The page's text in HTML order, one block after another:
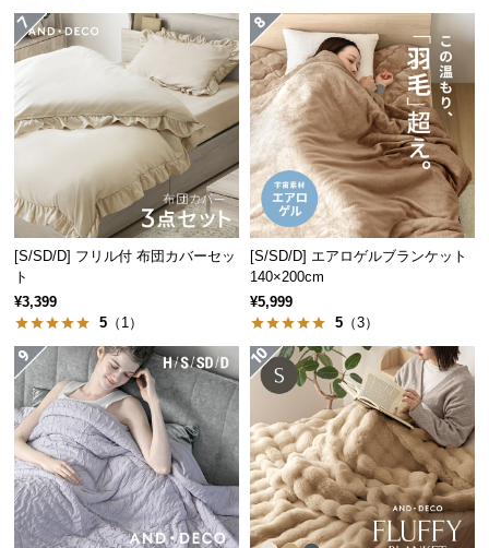
い
て
搬
入
に
つ
い
品・
キ
ャ
ン
セ
ル
に
つ
[S/SD/D] フリル付 布団カバーセッ
ト
¥3,399
5 （1）
[S/SD/D] エアロゲルブランケット
140×200cm
¥5,999
5 （3）